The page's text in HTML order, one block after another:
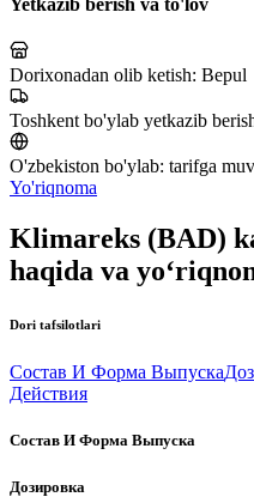
Yetkazib berish va to'lov
Dorixonadan olib ketish: Bepul
Toshkent bo'ylab yetkazib
O'zbekiston bo'ylab: tarifga
Yo'riqnoma
Klimareks (BAD)
haqida va
Dori tafsilotlari
Состав И Форма Выпуска
Действия
Состав И Форма Выпуска
Дозировка